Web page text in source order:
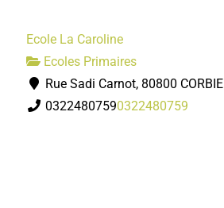
Ecole La Caroline
Ecoles Primaires
Rue Sadi Carnot, 80800 CORBIE
03224807590322480759